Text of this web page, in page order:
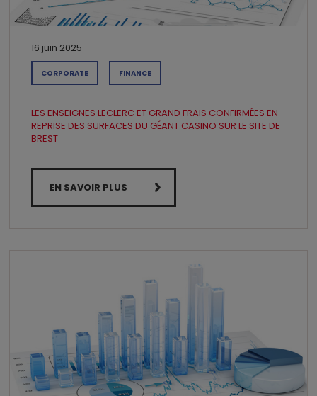
16 juin 2025
CORPORATE FINANCE
LES ENSEIGNES LECLERC ET GRAND FRAIS CONFIRMÉES EN
REPRISE DES SURFACES DU GÉANT CASINO SUR LE SITE DE
BREST
EN SAVOIR PLUS